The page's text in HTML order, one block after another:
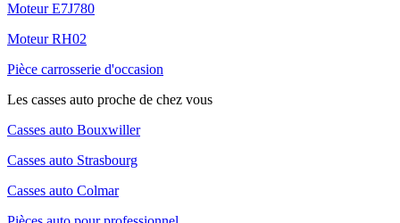
Moteur E7J780
Moteur RH02
Pièce carrosserie d'occasion
Les casses auto proche de chez vous
Casses auto Bouxwiller
Casses auto Strasbourg
Casses auto Colmar